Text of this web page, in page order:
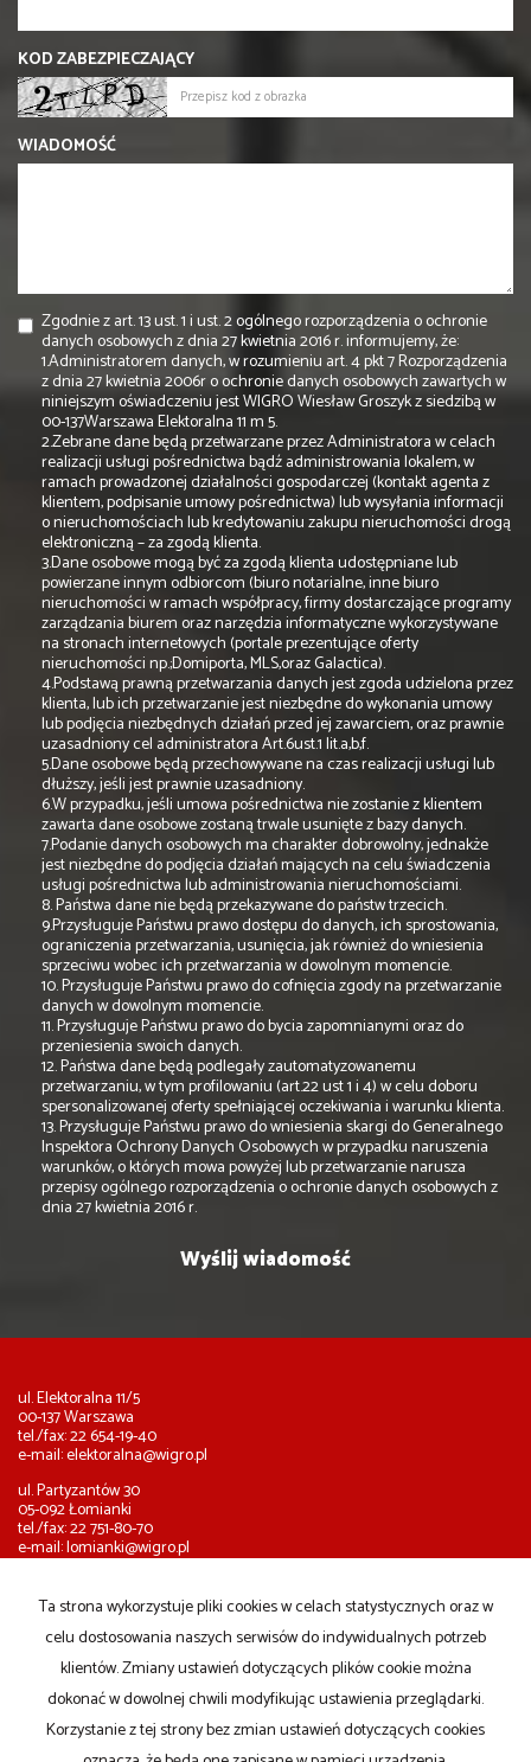
KOD ZABEZPIECZAJĄCY
WIADOMOŚĆ
Zgodnie z art. 13 ust. 1 i ust. 2 ogólnego rozporządzenia o ochronie
danych osobowych z dnia 27 kwietnia 2016 r. informujemy, że:
1.Administratorem danych, w rozumieniu art. 4 pkt 7 Rozporządzenia
z dnia 27 kwietnia 2006r o ochronie danych osobowych zawartych w
niniejszym oświadczeniu jest WIGRO Wiesław Groszyk z siedzibą w
00-137Warszawa Elektoralna 11 m 5.
2.Zebrane dane będą przetwarzane przez Administratora w celach
realizacji usługi pośrednictwa bądź administrowania lokalem, w
ramach prowadzonej działalności gospodarczej (kontakt agenta z
klientem, podpisanie umowy pośrednictwa) lub wysyłania informacji
o nieruchomościach lub kredytowaniu zakupu nieruchomości drogą
elektroniczną – za zgodą klienta.
3.Dane osobowe mogą być za zgodą klienta udostępniane lub
powierzane innym odbiorcom (biuro notarialne, inne biuro
nieruchomości w ramach współpracy, firmy dostarczające programy
zarządzania biurem oraz narzędzia informatyczne wykorzystywane
na stronach internetowych (portale prezentujące oferty
nieruchomości np.;Domiporta, MLS,oraz Galactica).
4.Podstawą prawną przetwarzania danych jest zgoda udzielona przez
klienta, lub ich przetwarzanie jest niezbędne do wykonania umowy
lub podjęcia niezbędnych działań przed jej zawarciem, oraz prawnie
uzasadniony cel administratora Art.6ust.1 lit.a,b,f.
5.Dane osobowe będą przechowywane na czas realizacji usługi lub
dłuższy, jeśli jest prawnie uzasadniony.
6.W przypadku, jeśli umowa pośrednictwa nie zostanie z klientem
zawarta dane osobowe zostaną trwale usunięte z bazy danych.
7.Podanie danych osobowych ma charakter dobrowolny, jednakże
jest niezbędne do podjęcia działań mających na celu świadczenia
usługi pośrednictwa lub administrowania nieruchomościami.
8. Państwa dane nie będą przekazywane do państw trzecich.
9.Przysługuje Państwu prawo dostępu do danych, ich sprostowania,
ograniczenia przetwarzania, usunięcia, jak również do wniesienia
sprzeciwu wobec ich przetwarzania w dowolnym momencie.
10. Przysługuje Państwu prawo do cofnięcia zgody na przetwarzanie
danych w dowolnym momencie.
11. Przysługuje Państwu prawo do bycia zapomnianymi oraz do
przeniesienia swoich danych.
12. Państwa dane będą podlegały zautomatyzowanemu
przetwarzaniu, w tym profilowaniu (art.22 ust 1 i 4) w celu doboru
spersonalizowanej oferty spełniającej oczekiwania i warunku klienta.
13. Przysługuje Państwu prawo do wniesienia skargi do Generalnego
Inspektora Ochrony Danych Osobowych w przypadku naruszenia
warunków, o których mowa powyżej lub przetwarzanie narusza
przepisy ogólnego rozporządzenia o ochronie danych osobowych z
dnia 27 kwietnia 2016 r.
ul. Elektoralna 11/5
00-137 Warszawa
tel./fax: 22 654-19-40
e-mail:elektoralna@wigro.pl
ul. Partyzantów 30
05-092 Łomianki
tel./fax: 22 751-80-70
e-mail:lomianki@wigro.pl
05-084 Leszno
tel.: 603-962-687
e-mail:leszno@wigro.pl
Mieszkaniana wynajem
Domyna wynajem
Działkina wynajem
Lokale
na wynajem
Ta strona wykorzystuje pliki cookies w celach statystycznych oraz w
celu dostosowania naszych serwisów do indywidualnych potrzeb
klientów. Zmiany ustawień dotyczących plików cookie można
dokonać w dowolnej chwili modyfikując ustawienia przeglądarki.
Korzystanie z tej strony bez zmian ustawień dotyczących cookies